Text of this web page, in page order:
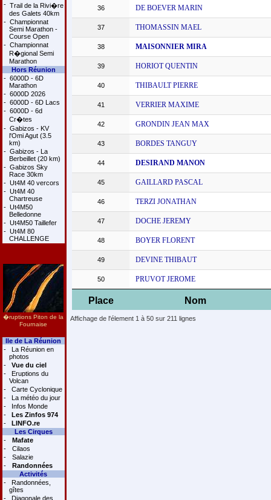
- Trail de la Rivi�re
des Galets 40km
- Championnat
Semi Marathon -
Course Open
- Championnat
R�gional Semi
Marathon
Hors Réunion
- 6000D - 6D
Marathon
- 6000D 2026
- 6000D - 6D Lacs
- 6000D - 6d
Cr�tes
- Gabizos - KV
l'Omi Agut (3.5
km)
- Gabizos - La
Berbeillet (20 km)
- Gabizos Sky
Race 30km
- Ut4M 40 vercors
- Ut4M 40
Chartreuse
- Ut4M50
Belledonne
- Ut4M50 Taillefer
- Ut4M 80
CHALLENGE
�ruptions Piton de la
Fournaise
Ile de La Réunion
-
La Réunion en
photos
-
Vue du ciel
-
Eruptions du
Volcan
-
Carte Cyclonique
-
La météo du jour
-
Infos Monde
-
Les Zinfos 974
-
LINFO.re
Les Cirques
-
Mafate
-
Cilaos
-
Salazie
-
Randonnées
Activités
-
Randonnées,
gîtes
-
Diagonale des
Place Nom
36 DE BOEVER MARIN
37 THOMASSIN MAEL
38 MAISONNIER MIRA
39 HORIOT QUENTIN
40 THIBAULT PIERRE
41 VERRIER MAXIME
42 GRONDIN JEAN MAX
43 BORDES TANGUY
44 DESIRAND MANON
45 GAILLARD PASCAL
46 TERZI JONATHAN
47 DOCHE JEREMY
48 BOYER FLORENT
49 DEVINE THIBAUT
50 PRUVOT JEROME
Affichage de l'élement 1 à 50 sur 211 lignes